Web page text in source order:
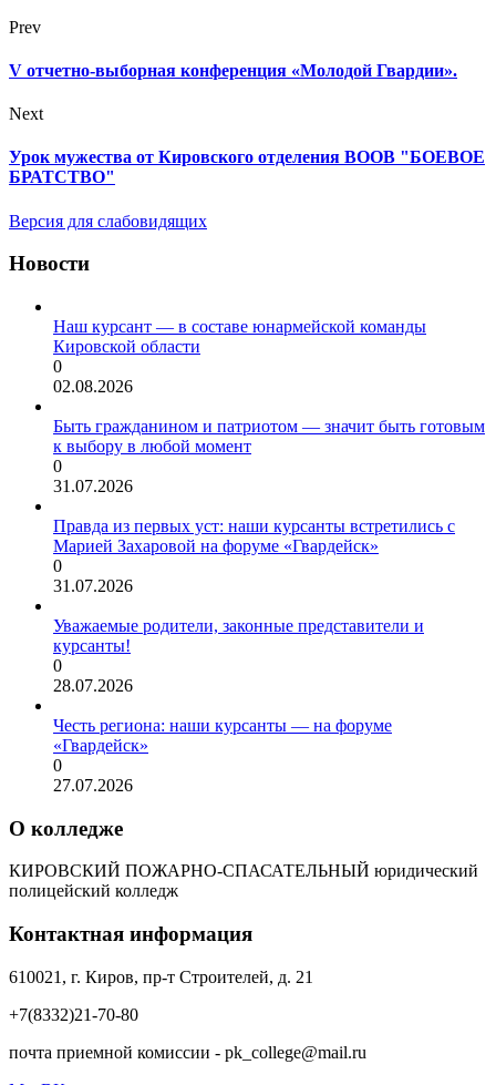
Prev
V отчетно-выборная конференция «Молодой Гвардии».
Next
Урок мужества от Кировского отделения ВООВ "БОЕВОЕ
БРАТСТВО"
Версия для слабовидящих
Новости
Наш курсант — в составе юнармейской команды
Кировской области
0
02.08.2026
Быть гражданином и патриотом — значит быть готовым
к выбору в любой момент
0
31.07.2026
Правда из первых уст: наши курсанты встретились с
Марией Захаровой на форуме «Гвардейск»
0
31.07.2026
Уважаемые родители, законные представители и
курсанты!
0
28.07.2026
Честь региона: наши курсанты — на форуме
«Гвардейск»
0
27.07.2026
О колледже
КИРОВСКИЙ ПОЖАРНО-СПАСАТЕЛЬНЫЙ юридический
полицейский колледж
Контактная информация
610021, г. Киров, пр-т Строителей, д. 21
+7(8332)21-70-80
почта приемной комиссии - pk_college@mail.ru